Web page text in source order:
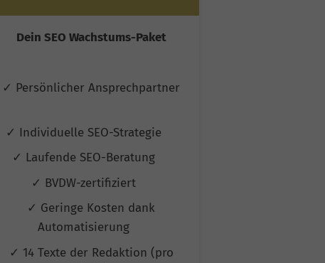
Dein SEO Wachstums-Paket
✓ Persönlicher Ansprechpartner
✓ Individuelle SEO-Strategie
✓ Laufende SEO-Beratung
✓ BVDW-zertifiziert
✓ Geringe Kosten dank
Automatisierung
✓ 14 Texte der Redaktion (pro